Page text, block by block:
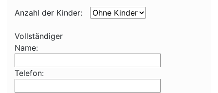
Anzahl der Kinder:
Vollständiger
Name:
Telefon: